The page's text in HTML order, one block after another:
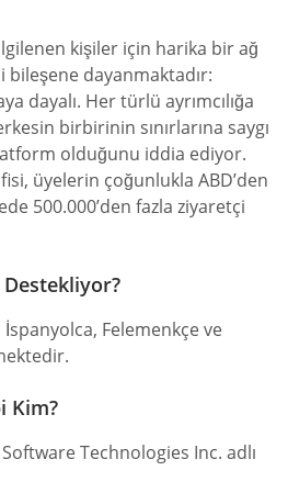
kişiler için harika bir ağ
dayanmaktadır:
dayalı. Her türlü ayrımcılığa
birbirinin sınırlarına saygı
olduğunu iddia ediyor.
üyelerin çoğunlukla ABD’den
500.000’den fazla ziyaretçi
Felemenkçe ve
Kim?
Technologies Inc. adlı